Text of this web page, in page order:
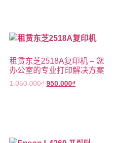
租赁东芝2518A复印机 – 您
办公室的专业打印解决方案
1.050.000₫ 950.000₫